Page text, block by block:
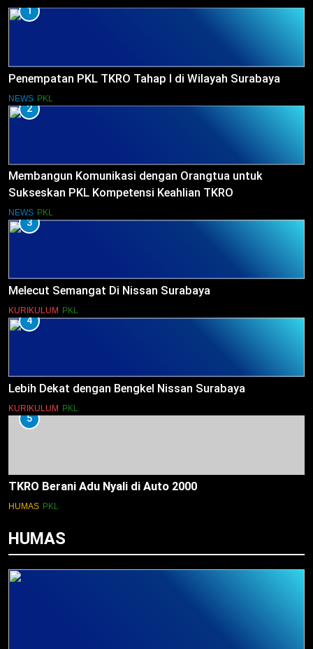
1
Penempatan PKL TKRO Tahap I di Wilayah Surabaya
NEWS PKL
2
Membangun Komunikasi dengan Orangtua untuk
Sukseskan PKL Kompetensi Keahlian TKRO
NEWS PKL
3
Melecut Semangat Di Nissan Surabaya
KURIKULUM PKL
4
Lebih Dekat dengan Bengkel Nissan Surabaya
KURIKULUM PKL
5
TKRO Berani Adu Nyali di Auto 2000
HUMAS PKL
HUMAS